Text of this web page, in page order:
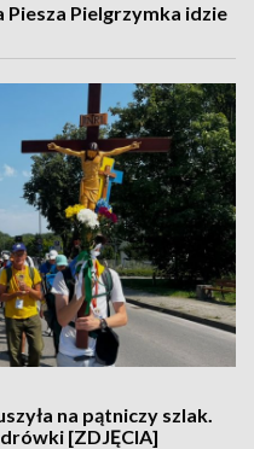
Piesza Pielgrzymka idzie
na pątniczy szlak.
[ZDJĘCIA]